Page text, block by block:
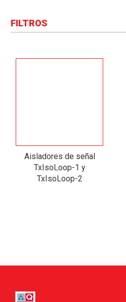
FILTROS
Aisladores de señal
TxIsoLoop-1 y
TxIsoLoop-2